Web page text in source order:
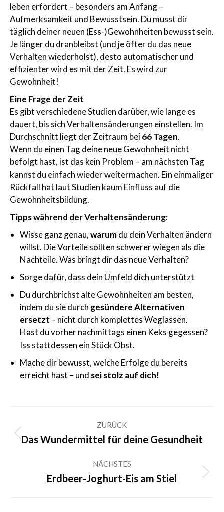
leben erfordert – besonders am Anfang –
Aufmerksamkeit und Bewusstsein. Du musst dir
täglich deiner neuen (Ess-)Gewohnheiten bewusst sein.
Je länger du dranbleibst (und je öfter du das neue
Verhalten wiederholst), desto automatischer und
effizienter wird es mit der Zeit. Es wird zur
Gewohnheit!
Eine Frage der Zeit
Es gibt verschiedene Studien darüber, wie lange es
dauert, bis sich Verhaltensänderungen einstellen. Im
Durchschnitt liegt der Zeitraum bei66 Tagen.
Wenn du einen Tag deine neue Gewohnheit nicht
befolgt hast, ist das kein Problem – am nächsten Tag
kannst du einfach wieder weitermachen. Ein einmaliger
Rückfall hat laut Studien kaum Einfluss auf die
Gewohnheitsbildung.
Tipps während der Verhaltensänderung:
Wisse ganz genau,warumdu dein Verhalten ändern
willst. Die Vorteile sollten schwerer wiegen als die
Nachteile. Was bringt dir das neue Verhalten?
Sorge dafür, dass dein Umfeld dich unterstützt
Du durchbrichst alte Gewohnheiten am besten,
indem du sie durch gesündere Alternativen
ersetzt – nicht durch komplettes Weglassen.
Hast du vorher nachmittags einen Keks gegessen?
Iss stattdessen ein Stück Obst.
Mache dir bewusst, welche Erfolge du bereits
erreicht hast – und sei stolz auf dich!
ZURÜCK
Vorheriger
Das Wundermittel für deine Gesundheit
NÄCHSTES
Nächster
Erdbeer-Joghurt-Eis am Stiel